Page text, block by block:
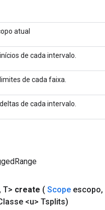
atual
de cada intervalo.
de cada faixa.
de cada intervalo.
, T> create ( Scope escopo,
<u> Tsplits)